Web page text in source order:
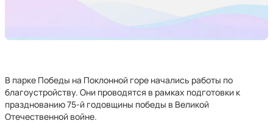
В парке Победы на Поклонной горе начались работы по
благоустройству. Они проводятся в рамках подготовки к
празднованию 75-й годовщины победы в Великой
Отечественной войне.